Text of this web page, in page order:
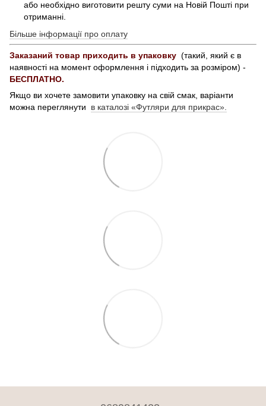
або необхідно виготовити решту суми на Новій Пошті при
отриманні.
Більше інформації про оплату
Заказаний товар приходить в упаковку (такий, який є в
наявності на момент оформлення і підходить за розміром) -
БЕСПЛАТНО.
Якщо ви хочете замовити упаковку на свій смак, варіанти
можна переглянути в каталозі «Футляри для прикрас».